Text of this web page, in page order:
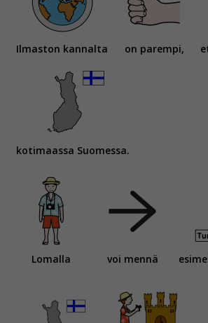
Ilmaston kannalta on parempi,
kotimaassa Suomessa.
Lomalla voi mennä